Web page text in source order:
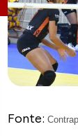
Fonte: